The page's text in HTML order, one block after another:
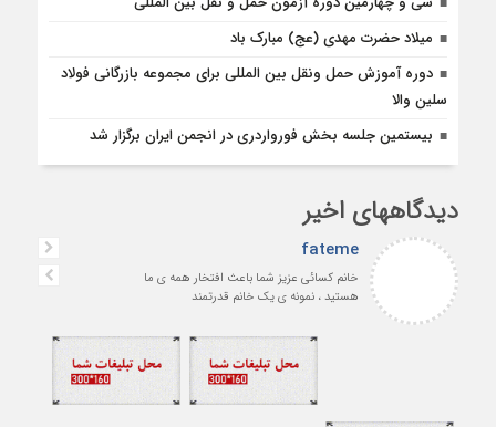
میلاد حضرت مهدی (عج) مبارک باد
دوره آموزش حمل ونقل بین المللی برای مجموعه بازرگانی فولاد
سلین والا
بیستمین جلسه بخش فورواردری در انجمن ایران برگزار شد
دیدگاههای اخیر
fateme
خانم کسائی عزیز شما باعث افتخار همه ی ما
هستید ، نمونه ی یک خانم قدرتمند